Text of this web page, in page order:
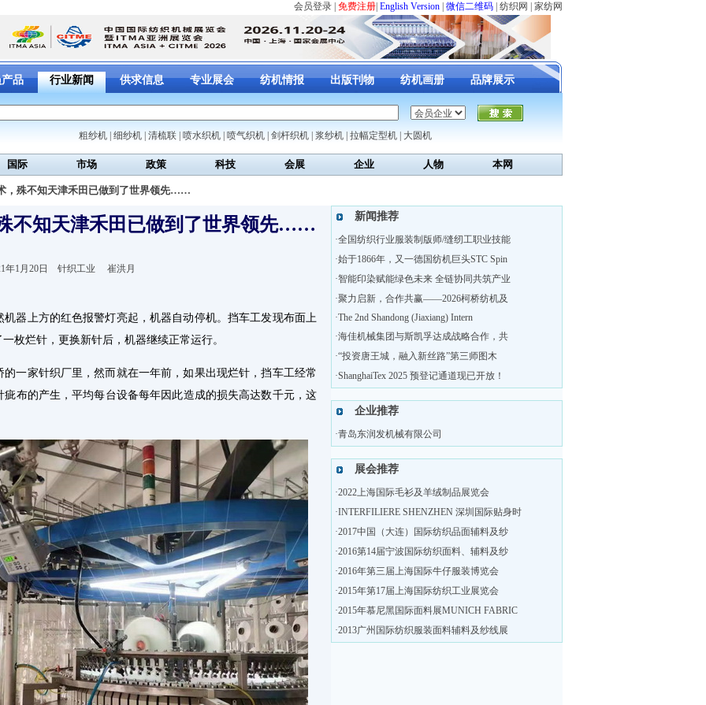
会员登录 免费注册 English Version 微信二维码 纺织网 家纺网
品 行业新闻 供求信息 专业展会 纺机情报 出版刊物 纺机画册 品牌展示
粗纱机 细纱机 清梳联 喷水织机 喷气织机 剑杆织机 浆纱机 拉幅定型机 大圆机
国际 市场 政策 科技 会展 企业 人物 本网
，殊不知天津禾田已做到了世界领先……
不知天津禾田已做到了世界领先……
年1月20日 针织工业 崔洪月
器上方的红色报警灯亮起，机器自动停机。挡车工发现布面上
枚烂针，更换新针后，机器继续正常运行。
一家针织厂里，然而就在一年前，如果出现烂针，挡车工经常
布的产生，平均每台设备每年因此造成的损失高达数千元，这
新闻推荐
·全国纺织行业服装制版师/缝纫工职业技能
·始于1866年，又一德国纺机巨头STC Spin
·智能印染赋能绿色未来 全链协同共筑产业
·聚力启新，合作共赢——2026柯桥纺机及
·The 2nd Shandong (Jiaxiang) Intern
·海佳机械集团与斯凯孚达成战略合作，共
·“投资唐王城，融入新丝路”第三师图木
·ShanghaiTex 2025 预登记通道现已开放！
企业推荐
·青岛东润发机械有限公司
展会推荐
·2022上海国际毛衫及羊绒制品展览会
·INTERFILIERE SHENZHEN 深圳国际贴身时
·2017中国（大连）国际纺织品面辅料及纱
·2016第14届宁波国际纺织面料、辅料及纱
·2016年第三届上海国际牛仔服装博览会
·2015年第17届上海国际纺织工业展览会
·2015年慕尼黑国际面料展MUNICH FABRIC
·2013广州国际纺织服装面料辅料及纱线展